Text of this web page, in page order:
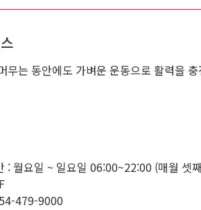
무는 동안에도 가벼운 운동으로 활력을
: 월요일 ~ 일요일 06:00~22:00 (매월 셋
479-9000